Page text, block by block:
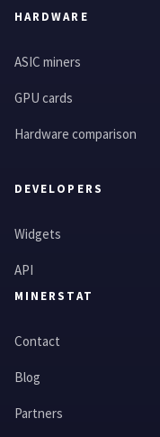
HARDWARE
ASIC miners
GPU cards
Hardware comparison
DEVELOPERS
Widgets
API
MINERSTAT
Contact
Blog
Partners